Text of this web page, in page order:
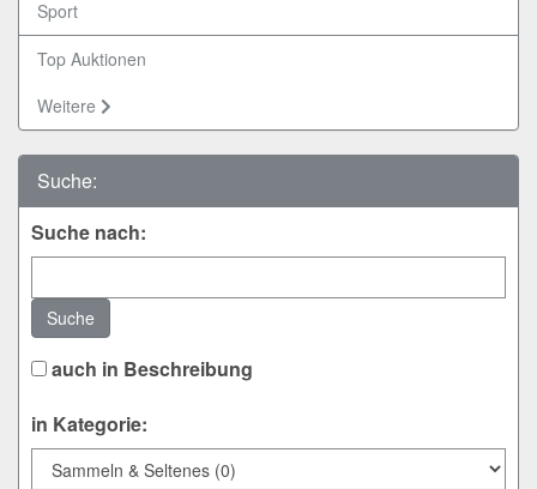
Sport
Top Auktionen
Weitere
Suche:
Suche nach:
Suche
auch in Beschreibung
in Kategorie: